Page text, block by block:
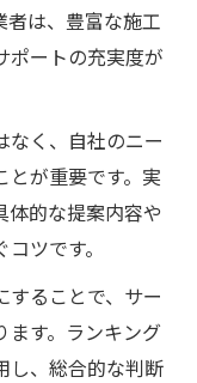
は、豊富な施工
ポートの充実度が
なく、自社のニー
とが重要です。実
体的な提案内容や
ツです。
することで、サー
ます。ランキング
し、総合的な判断